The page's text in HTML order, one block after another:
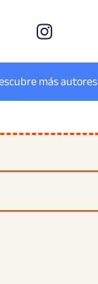
más autores